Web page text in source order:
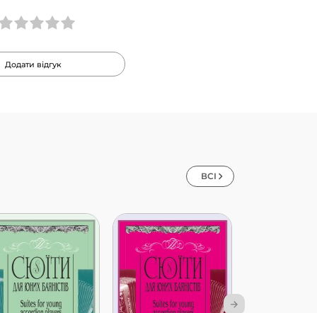
Додати відгук
ВСІ